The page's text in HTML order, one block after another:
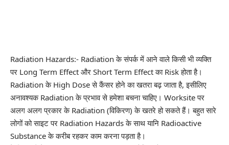
Radiation Hazards:- Radiation के संपर्क में आने वाले किसी भी व्यक्ति
पर Long Term Effect और Short Term Effect का Risk होता है।
Radiation के High Dose से कैंसर होने का खतरा बढ़ जाता है, इसीलिए
अनावश्यक Radiation के प्रभाव से हमेशा बचना चाहिए। Worksite पर
अलग अलग प्रकार के Radiation (विकिरण) के खतरे हो सकते हैं। बहुत सारे
लोगों को साइट पर Radiation Hazards के साथ यानि Radioactive
Substance के करीब रहकर काम करना पड़ता है।